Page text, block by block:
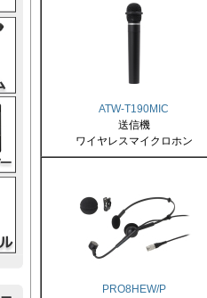
ATW-T190MIC
送信機
ワイヤレスマイクロホン
PRO8HEW/P